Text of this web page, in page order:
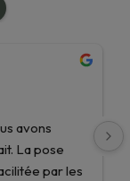
avons
La pose
par les